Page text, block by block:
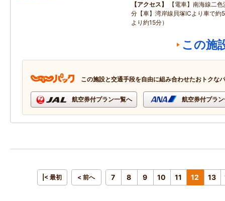
アクセス
【電車】南海線二
分【車】湾岸線貝塚ICより車で約
より約15分）
この施
この施設と交通手段を自由に組み合わせたおトクな
航空券付プラン一覧へ 航空券付プラ
|< 最初 < 前へ 7 8 9 10 11 12 13